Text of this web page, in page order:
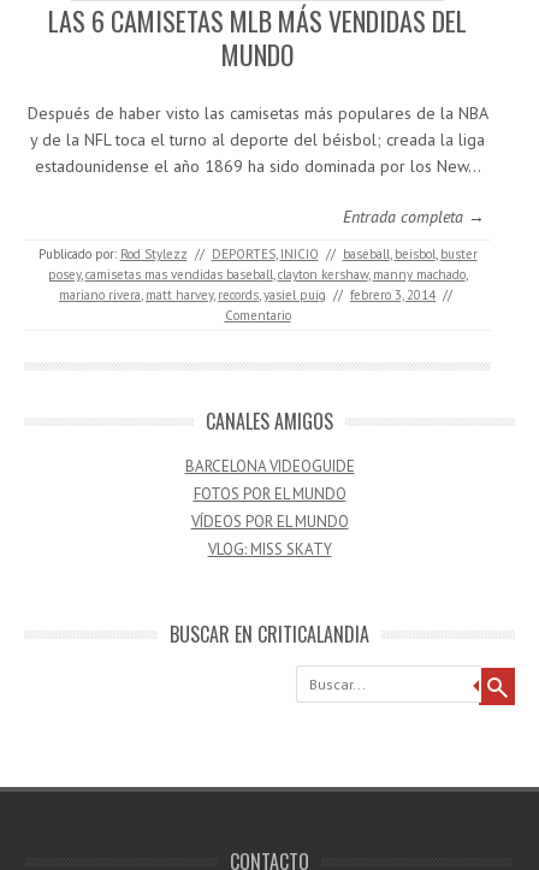
LAS 6 CAMISETAS MLB MÁS VENDIDAS DEL
MUNDO
Después de haber visto las camisetas más populares de la NBA
y de la NFL toca el turno al deporte del béisbol; creada la liga
estadounidense el año 1869 ha sido dominada por los New…
Entrada completa →
Publicado por: Rod Stylezz // DEPORTES, INICIO // baseball, beisbol, buster
posey,camisetas mas vendidas baseball,clayton kershaw, manny machado,
mariano rivera, matt harvey, records,yasiel puig // febrero 3, 2014 //
Comentario
CANALES AMIGOS
BARCELONA VIDEOGUIDE
FOTOS POR EL MUNDO
VÍDEOS POR EL MUNDO
VLOG: MISS SKATY
BUSCAR EN CRITICALANDIA
Buscar
CONTACTO